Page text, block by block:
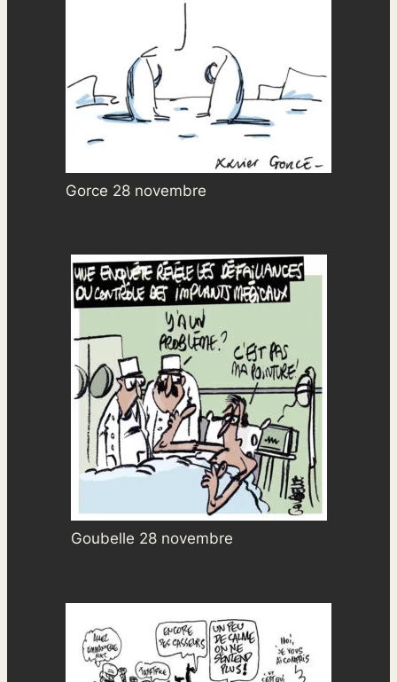
Gorce 28 novembre
Goubelle 28 novembre